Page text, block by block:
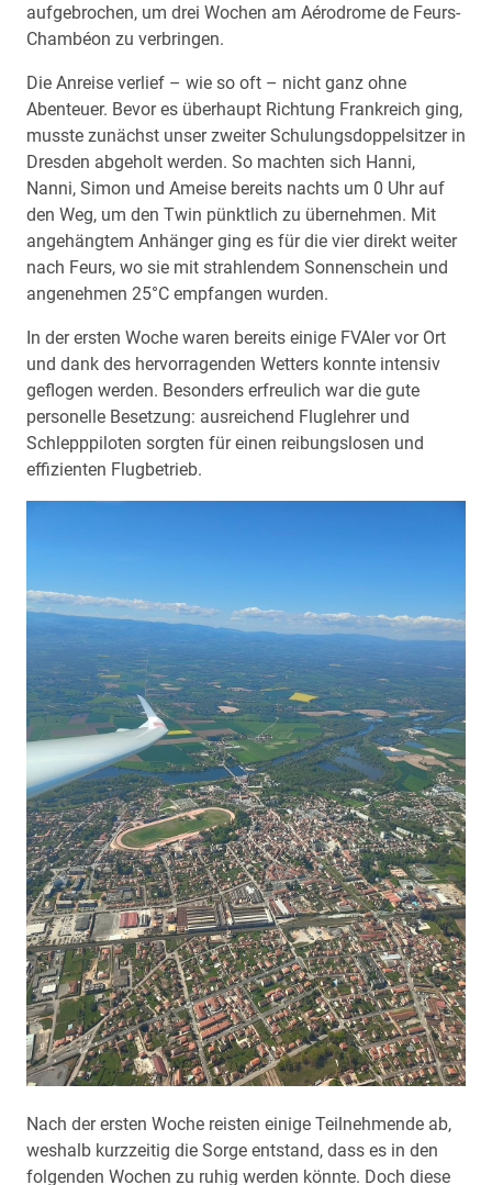
aufgebrochen, um drei Wochen am Aérodrome de Feurs-
Chambéon zu verbringen.
Die Anreise verlief – wie so oft – nicht ganz ohne
Abenteuer. Bevor es überhaupt Richtung Frankreich ging,
musste zunächst unser zweiter Schulungsdoppelsitzer in
Dresden abgeholt werden. So machten sich Hanni,
Nanni, Simon und Ameise bereits nachts um 0 Uhr auf
den Weg, um den Twin pünktlich zu übernehmen. Mit
angehängtem Anhänger ging es für die vier direkt weiter
nach Feurs, wo sie mit strahlendem Sonnenschein und
angenehmen 25°C empfangen wurden.
In der ersten Woche waren bereits einige FVAler vor Ort
und dank des hervorragenden Wetters konnte intensiv
geflogen werden. Besonders erfreulich war die gute
personelle Besetzung: ausreichend Fluglehrer und
Schlepppiloten sorgten für einen reibungslosen und
effizienten Flugbetrieb.
Nach der ersten Woche reisten einige Teilnehmende ab,
weshalb kurzzeitig die Sorge entstand, dass es in den
folgenden Wochen zu ruhig werden könnte. Doch diese